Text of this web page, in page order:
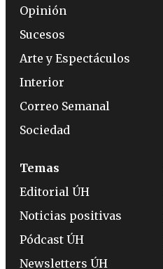
Opinión
Sucesos
Arte y Espectáculos
Interior
Correo Semanal
Sociedad
Temas
Editorial ÚH
Noticias positivas
Pódcast ÚH
Newsletters ÚH